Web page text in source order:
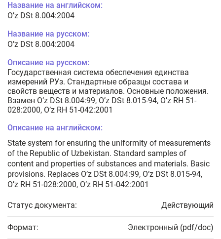
Название на английском:
O’z DSt 8.004:2004
Название на русском:
O’z DSt 8.004:2004
Описание на русском:
Государственная система обеспечения единства
измерений РУз. Стандартные образцы состава и
свойств веществ и материалов. Основные положения.
Взамен O’z DSt 8.004:99, O’z DSt 8.015-94, O’z RH 51-
028:2000, O’z RH 51-042:2001
Описание на английском:
State system for ensuring the uniformity of measurements
of the Republic of Uzbekistan. Standard samples of
content and properties of substances and materials. Basic
provisions. Replaces O’z DSt 8.004:99, O’z DSt 8.015-94,
O’z RH 51-028:2000, O’z RH 51-042:2001
Статус документа: Действующий
Формат: Электронный (pdf/doc)